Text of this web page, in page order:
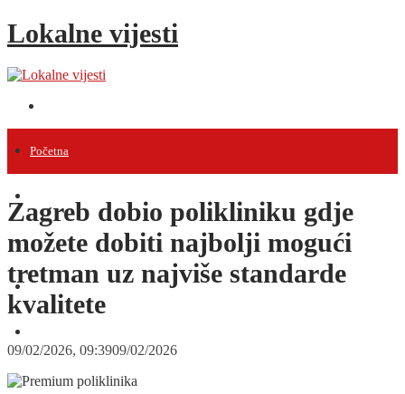
Lokalne vijesti
Početna
Projekti
Događanja
Razno
Zagreb dobio polikliniku gdje
možete dobiti najbolji mogući
tretman uz najviše standarde
kvalitete
09/02/2026, 09:3909/02/2026